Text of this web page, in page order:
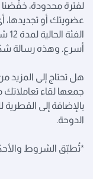
لفترة محدودة،
عضويتك أو
أسرع. وهذه رسالة شكر
هل تحتاج إلى المزيد
جمعها لقاء تعاملاتك
بالإضافة إلى
الدوحة.
*تُطبّق الشروط